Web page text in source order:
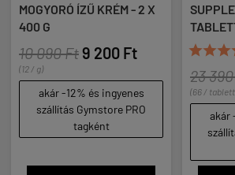
- 2 X
Ft
ingyenes
PRO
SUPPLEMENT - 3 x 100

23 390 Ft19 850 Ft
(66 / tabletta)
akár -12% és ingyenes
szállítás Gymstore PRO